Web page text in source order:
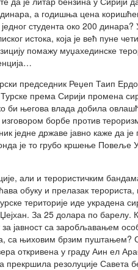
а годишња цена
студента око 200 динара?
истока, која је већ пуне
помажу муџахединске
председник Реџеп Таип
према Сирији промена
би његова влада добила
изговором борбе против
једне државе јавно каже да
је то грубо кршење Повеље
али и терористичким
обуку и прелазак
територије иде украдена
За 25 долара по
за јавност са заробљавањем
са њиховим брзим пуштањем?
откривена у граду Аин ел
прекршила резолуције Савета